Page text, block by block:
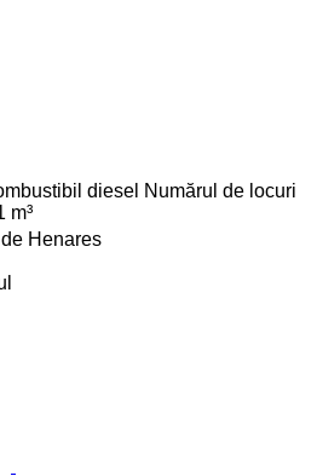
diesel Numărul de locuri
m³
Henares